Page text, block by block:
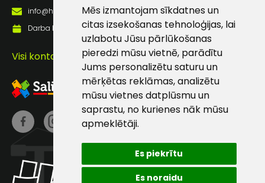
Mēs izmantojam sīkdatnes un
citas izsekošanas tehnoloģijas, lai
uzlabotu Jūsu pārlūkošanas
pieredzi mūsu vietnē, parādītu
Jums personalizētu saturu un
mērķētas reklāmas, analizētu
mūsu vietnes datplūsmu un
saprastu, no kurienes nāk mūsu
apmeklētāji.
Es piekrītu
Es noraidu
info@hards.lv
Darba laiks: Darbadienās: 8:00 - 17:00
Visi kontakti
Klientu
atbalsts
Darbdienās:
8:00 – 17:00
info@hards.lv